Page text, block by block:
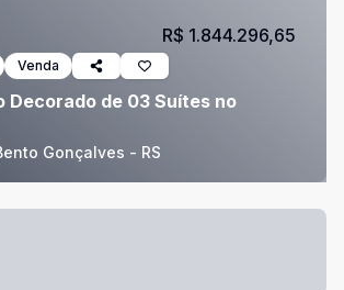
Venda
Decorado de 03 Suítes no
Gonçalves - RS
R$ 1.844.296,65